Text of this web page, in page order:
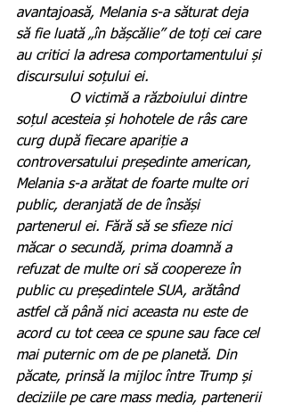
avantajoasă, Melania s-a săturat deja
să fie luată „în bășcălie” de toți cei care
au critici la adresa comportamentului și
discursului soțului ei.
soțul acesteia și hohotele de râs care
curg după fiecare apariție a
controversatului președinte american,
Melania s-a arătat de foarte multe ori
public, deranjată de de însăși
partenerul ei. Fără să se sfieze nici
măcar o secundă, prima doamnă a
refuzat de multe ori să coopereze în
public cu președintele SUA, arătând
astfel că până nici aceasta nu este de
acord cu tot ceea ce spune sau face cel
mai puternic om de pe planetă. Din
păcate, prinsă la mijloc între Trump și
deciziile pe care mass media, partenerii